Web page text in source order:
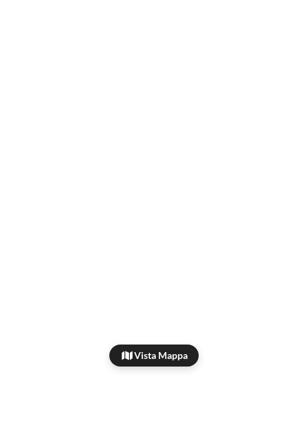
Vista Mappa